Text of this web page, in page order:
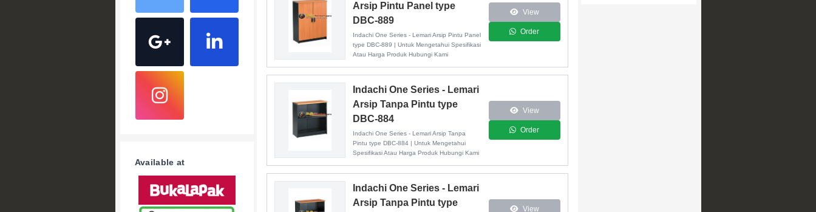
Available at
Arsip Pintu Panel type
DBC-889
Indachi One Series - Lemari Arsip Pintu Panel
type DBC-889 | Untuk Mengetahui Spesifikasi
Atau Harga Produk Hubungi Kami
View
Order
Indachi One Series - Lemari
Arsip Tanpa Pintu type
DBC-884
Indachi One Series - Lemari Arsip Tanpa
Pintu type DBC-884 | Untuk Mengetahui
Spesifikasi Atau Harga Produk Hubungi Kami
View
Order
Indachi One Series - Lemari
Arsip Tanpa Pintu type
View